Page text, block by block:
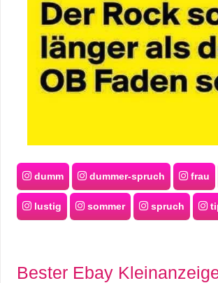
dumm dummer-spruch frau
lustig sommer spruch
Bester Ebay